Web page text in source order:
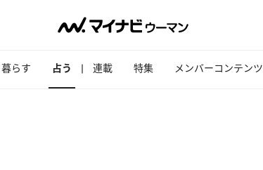
暮らす 占う 連載 特集 メンバーコンテンツ